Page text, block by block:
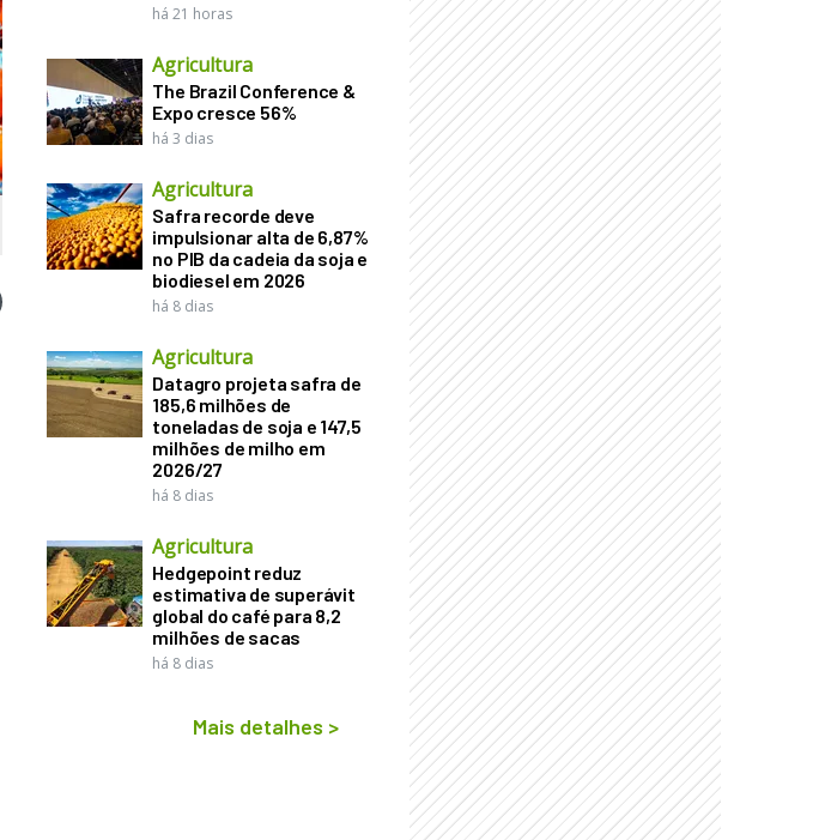
há 21 horas
Agricultura
The Brazil Conference &
Expo cresce 56%
há 3 dias
Agricultura
Safra recorde deve
impulsionar alta de 6,87%
no PIB da cadeia da soja e
biodiesel em 2026
há 8 dias
Agricultura
Datagro projeta safra de
185,6 milhões de
toneladas de soja e 147,5
milhões de milho em
2026/27
há 8 dias
Agricultura
Hedgepoint reduz
estimativa de superávit
global do café para 8,2
milhões de sacas
há 8 dias
Mais detalhes >